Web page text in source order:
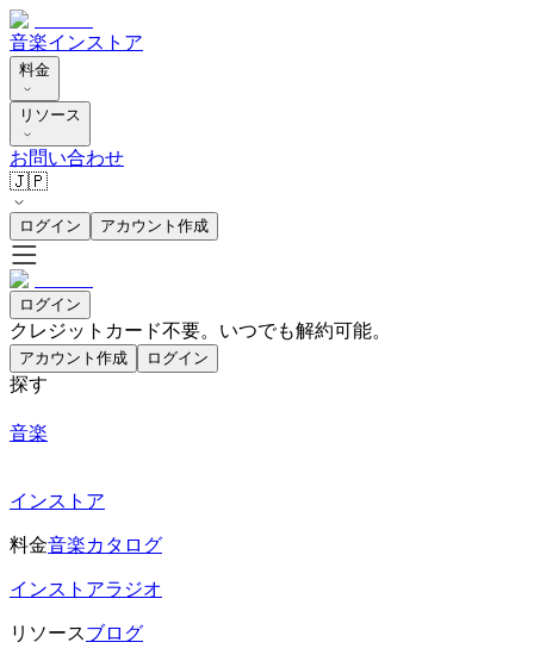
音楽インストア
料金
リソース
お問い合わせ
🇯🇵
ログイン アカウント作成
ログイン
クレジットカード不要。いつでも解約可能。
アカウント作成 ログイン
探す
音楽
インストア
料金音楽カタログ
インストアラジオ
リソースブログ